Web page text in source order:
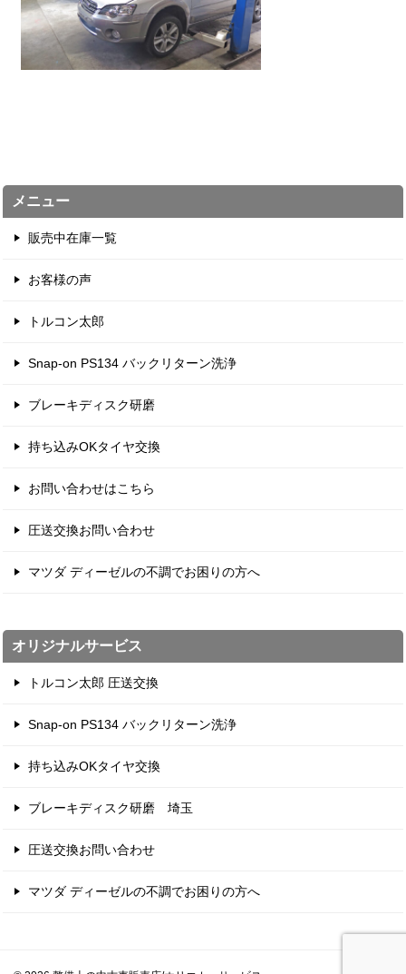
メニュー
販売中在庫一覧
お客様の声
トルコン太郎
Snap-on PS134 バックリターン洗浄
ブレーキディスク研磨
持ち込みOKタイヤ交換
お問い合わせはこちら
圧送交換お問い合わせ
マツダ ディーゼルの不調でお困りの方へ
オリジナルサービス
トルコン太郎 圧送交換
Snap-on PS134 バックリターン洗浄
持ち込みOKタイヤ交換
ブレーキディスク研磨 埼玉
圧送交換お問い合わせ
マツダ ディーゼルの不調でお困りの方へ